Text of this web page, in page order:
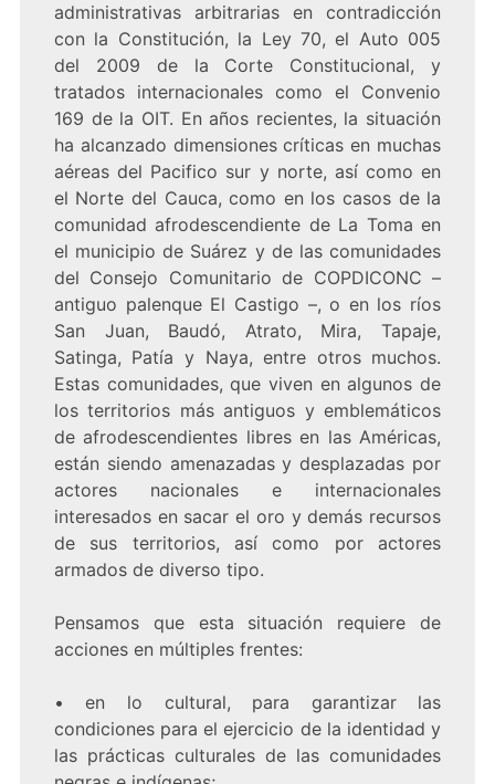
administrativas arbitrarias en contradicción
con la Constitución, la Ley 70, el Auto 005
del 2009 de la Corte Constitucional, y
tratados internacionales como el Convenio
169 de la OIT. En años recientes, la situación
ha alcanzado dimensiones críticas en muchas
aéreas del Pacifico sur y norte, así como en
el Norte del Cauca, como en los casos de la
comunidad afrodescendiente de La Toma en
el municipio de Suárez y de las comunidades
del Consejo Comunitario de COPDICONC –
antiguo palenque El Castigo –, o en los ríos
San Juan, Baudó, Atrato, Mira, Tapaje,
Satinga, Patía y Naya, entre otros muchos.
Estas comunidades, que viven en algunos de
los territorios más antiguos y emblemáticos
de afrodescendientes libres en las Américas,
están siendo amenazadas y desplazadas por
actores nacionales e internacionales
interesados en sacar el oro y demás recursos
de sus territorios, así como por actores
armados de diverso tipo.
Pensamos que esta situación requiere de
acciones en múltiples frentes:
• en lo cultural, para garantizar las
condiciones para el ejercicio de la identidad y
las prácticas culturales de las comunidades